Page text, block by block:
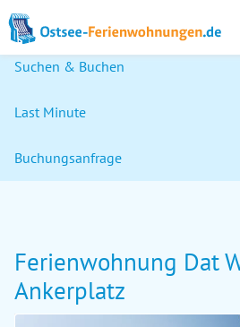
Suchen & Buchen
Last Minute
Buchungsanfrage
Ferienwohnung Dat
Ankerplatz